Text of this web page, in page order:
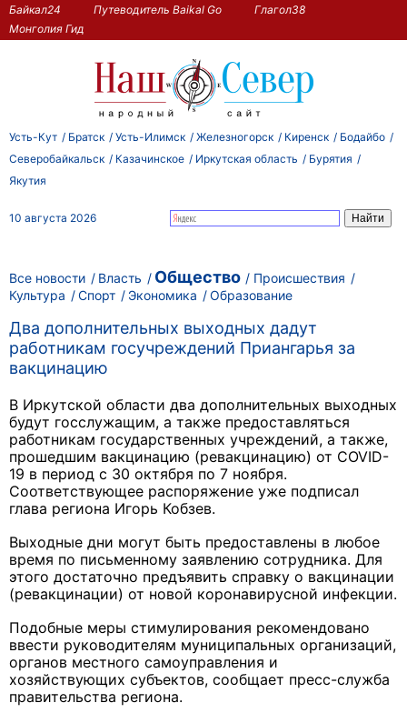
Байкал24 Путеводитель Baikal Go
Глагол38
Монголия Гид
Усть-Кут Братск Усть-Илимск Железногорск Киренск
Бодайбо
Северобайкальск
Казачинское Иркутская область
Бурятия
Якутия
10 августа 2026
Все новости Власть Общество
Происшествия
Культура
Спорт Экономика Образование
Два дополнительных выходных дадут
работникам госучреждений Приангарья за
вакцинацию
В Иркутской области два дополнительных выходных
будут госслужащим, а также предоставляться
работникам государственных учреждений, а также,
прошедшим вакцинацию (ревакцинацию) от COVID-
19 в период с 30 октября по 7 ноября.
Соответствующее распоряжение уже подписал
глава региона Игорь Кобзев.
Выходные дни могут быть предоставлены в любое
время по письменному заявлению сотрудника. Для
этого достаточно предъявить справку о вакцинации
(ревакцинации) от новой коронавирусной инфекции.
Подобные меры стимулирования рекомендовано
ввести руководителям муниципальных организаций,
органов местного самоуправления и
хозяйствующих субъектов, сообщает пресс-служба
правительства региона.